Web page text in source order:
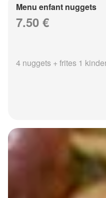
Menu enfant nuggets
7.50 €
4 nuggets + frites 1